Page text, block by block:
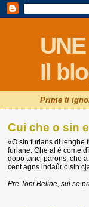
Il
Prime ti
Cui che o sin
«O sin furlans di lenghe
furlane. Che al è come
dopo tancj parons, che
cent agns indaûr o sin
Pre Toni Beline, sul so